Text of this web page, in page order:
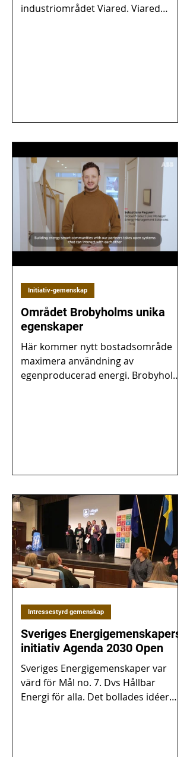
industriområdet Viared. Viared
Området Brobyholms unika
egenskaper
Här kommer nytt bostadsområde
maximera användning av
egenproducerad energi. Brobyholm
Initiativ-gemenskap
Sveriges Energigemenskapers
initiativ Agenda 2030 Open
Sveriges Energigemenskaper var
värd för Mål no. 7. Dvs Hållbar
Energi för alla. Det bollades idéer
Intressestyrd gemenskap